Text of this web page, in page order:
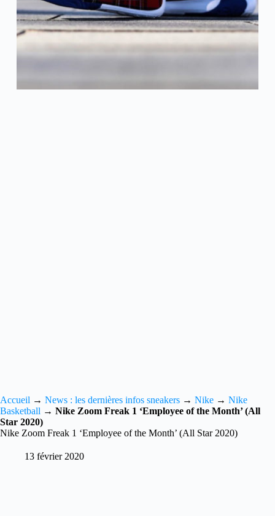
Accueil → News : les dernières infos sneakers → Nike → Nike
Basketball → Nike Zoom Freak 1 ‘Employee of the Month’ (All
Star 2020)
Nike Zoom Freak 1 ‘Employee of the Month’ (All Star 2020)
13 février 2020